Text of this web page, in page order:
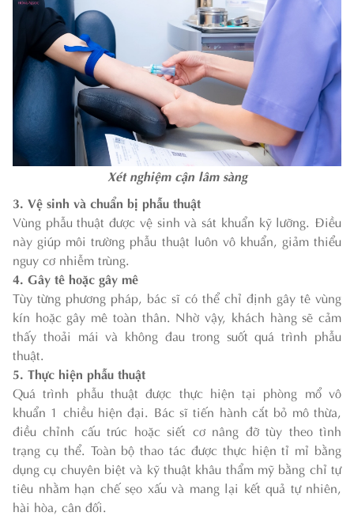
Xét nghiệm cận lâm sàng
3. Vệ sinh và chuẩn bị phẫu thuật
Vùng phẫu thuật được vệ sinh và sát khuẩn kỹ lưỡng. Điều
này giúp môi trường phẫu thuật luôn vô khuẩn, giảm thiểu
nguy cơ nhiễm trùng.
4. Gây tê hoặc gây mê
Tùy từng phương pháp, bác sĩ có thể chỉ định gây tê vùng
kín hoặc gây mê toàn thân. Nhờ vậy, khách hàng sẽ cảm
thấy thoải mái và không đau trong suốt quá trình phẫu
thuật.
5. Thực hiện phẫu thuật
Quá trình phẫu thuật được thực hiện tại phòng mổ vô
khuẩn 1 chiều hiện đại. Bác sĩ tiến hành cắt bỏ mô thừa,
điều chỉnh cấu trúc hoặc siết cơ nâng đỡ tùy theo tình
trạng cụ thể. Toàn bộ thao tác được thực hiện tỉ mỉ bằng
dụng cụ chuyên biệt và kỹ thuật khâu thẩm mỹ bằng chỉ tự
tiêu nhằm hạn chế sẹo xấu và mang lại kết quả tự nhiên,
hài hòa, cân đối.